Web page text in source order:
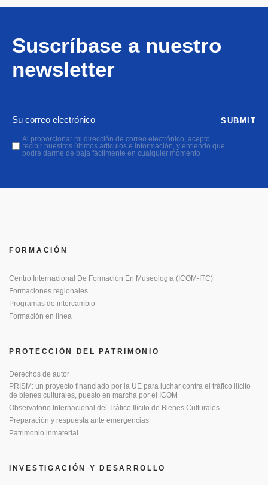
Suscríbase a nuestro
newsletter
Al proporcionar mi dirección de correo electrónico, acepto
recibir nuestros últimos artículos e información, y entiendo que
podré darme de baja fácilmente en cualquier momento
SUBMIT
PROTECCIÓN DEL PATRIMONIO
Derechos de autor
PRISM: un proyecto financiado por la UE para luchar contra el tráfico ilícito
de bienes culturales, puesto en marcha por el ICOM
Observatorio Internacional del Tráfico Ilícito de Bienes Culturales
Preparación y respuesta ante emergencias
Patrimonio inmaterial
FORMACIÓN
Centro Internacional De Formación En Museología (ICOM-ITC)
Formaciones regionales
Programas de intercambio
Formación en línea
INVESTIGACIÓN Y DESARROLLO